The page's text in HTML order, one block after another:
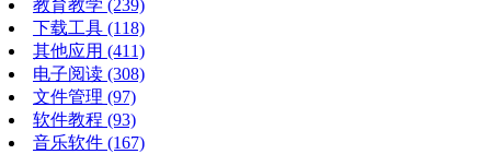
教育教学 (239)
下载工具 (118)
其他应用 (411)
电子阅读 (308)
文件管理 (97)
软件教程 (93)
音乐软件 (167)